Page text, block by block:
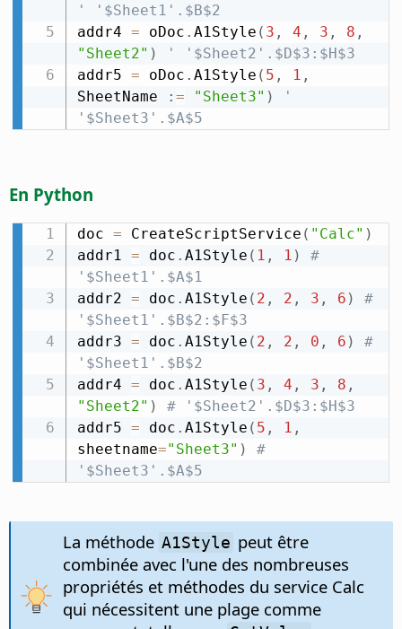
' '$Sheet1'.$B$2
addr4 = oDoc . A1Style ( 3 , 4 , 3 , 8 ,
"Sheet2" )
' '$Sheet2'.$D$3:$H$3
addr5 = oDoc . A1Style ( 5 , 1 ,
SheetName
: = "Sheet3" )
'
'$Sheet3'.$A$5
En Python
doc = CreateScriptService ( "Calc" )
addr1 = doc . A1Style ( 1 , 1 )
#
'$Sheet1'.$A$1
addr2 = doc . A1Style ( 2 , 2 , 3 , 6 )
#
'$Sheet1'.$B$2:$F$3
addr3 = doc . A1Style ( 2 , 2 , 0 , 6 )
#
'$Sheet1'.$B$2
addr4 = doc . A1Style ( 3 , 4 , 3 , 8 ,
"Sheet2" )
# '$Sheet2'.$D$3:$H$3
addr5 = doc . A1Style ( 5 , 1 ,
sheetname="Sheet3" )
#
'$Sheet3'.$A$5
La méthode A1Style peut être
combinée avec l'une des nombreuses
propriétés et méthodes du service Calc
qui nécessitent une plage comme